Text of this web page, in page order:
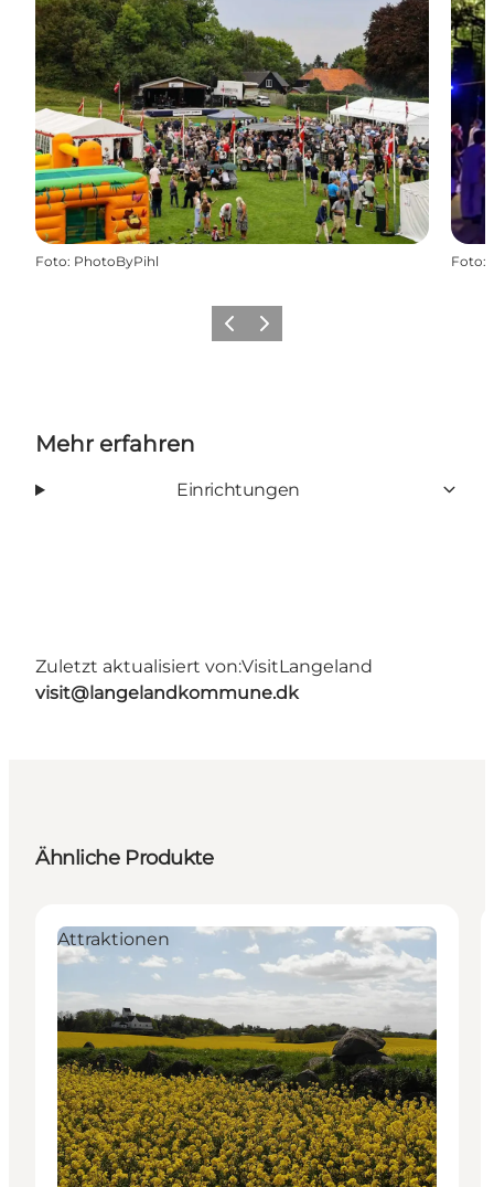
Foto: PhotoByPihl Foto:
ZurückWeiter
Mehr erfahren
Einrichtungen
Zuletzt aktualisiert von:VisitLangeland
visit@langelandkommune.dk
Ähnliche Produkte
Attraktionen